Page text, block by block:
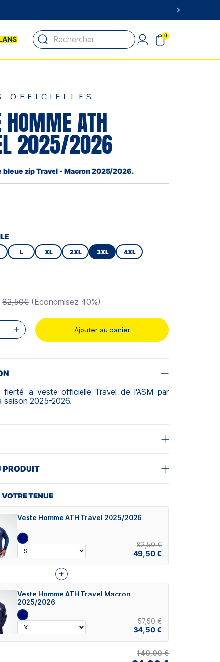
0
OFFICIELLES
HOMME ATH
2025/2026
bleue zip Travel - Macron 2025/2026.
L XL 2XL 3XL 4XL
82,50€ (Économisez 40%)
Ajouter au panier
fierté la veste officielle Travel de l'ASM par
saison 2025-2026.
PRODUIT
TENUE
Veste Homme ATH Travel 2025/2026
82,50 €
49,50 €
+
Veste Homme ATH Travel Macron
2025/2026
57,50 €
34,50 €
140,00 €